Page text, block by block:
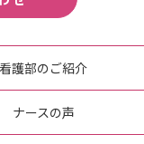
看護部のご紹介
ナースの声